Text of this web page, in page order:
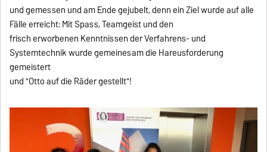
und gemessen und am Ende gejubelt, denn ein Ziel wurde auf alle
Fälle erreicht: Mit Spass, Teamgeist und den
frisch erworbenen Kenntnissen der Verfahrens- und
Systemtechnik wurde gemeinesam die Hareusforderung
gemeistert
und "Otto auf die Räder gestellt"!